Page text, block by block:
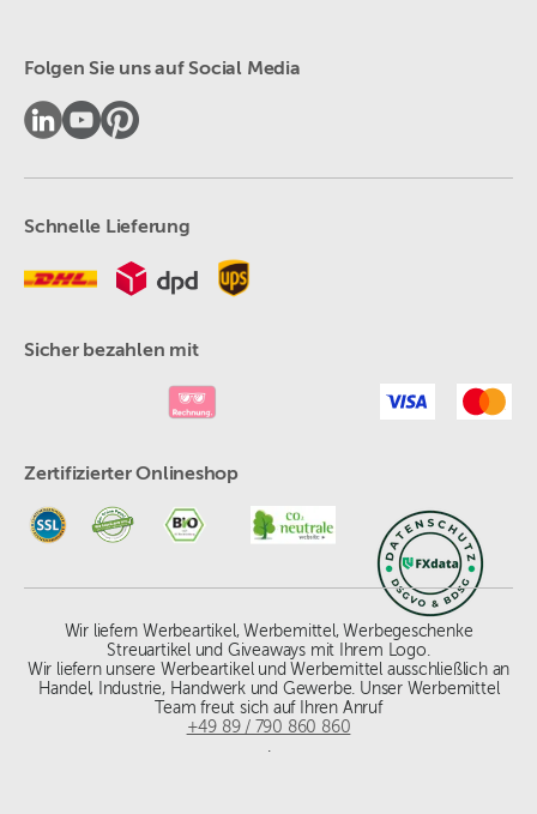
Folgen Sie uns auf Social Media
Schnelle Lieferung
Sicher bezahlen mit
Zertifizierter Onlineshop
Wir liefern Werbeartikel, Werbemittel, Werbegeschenke
Streuartikel und Giveaways mit Ihrem Logo.
Wir liefern unsere Werbeartikel und Werbemittel ausschließlich an
Handel, Industrie, Handwerk und Gewerbe. Unser Werbemittel
Team freut sich auf Ihren Anruf
+49 89 / 790 860 860
.